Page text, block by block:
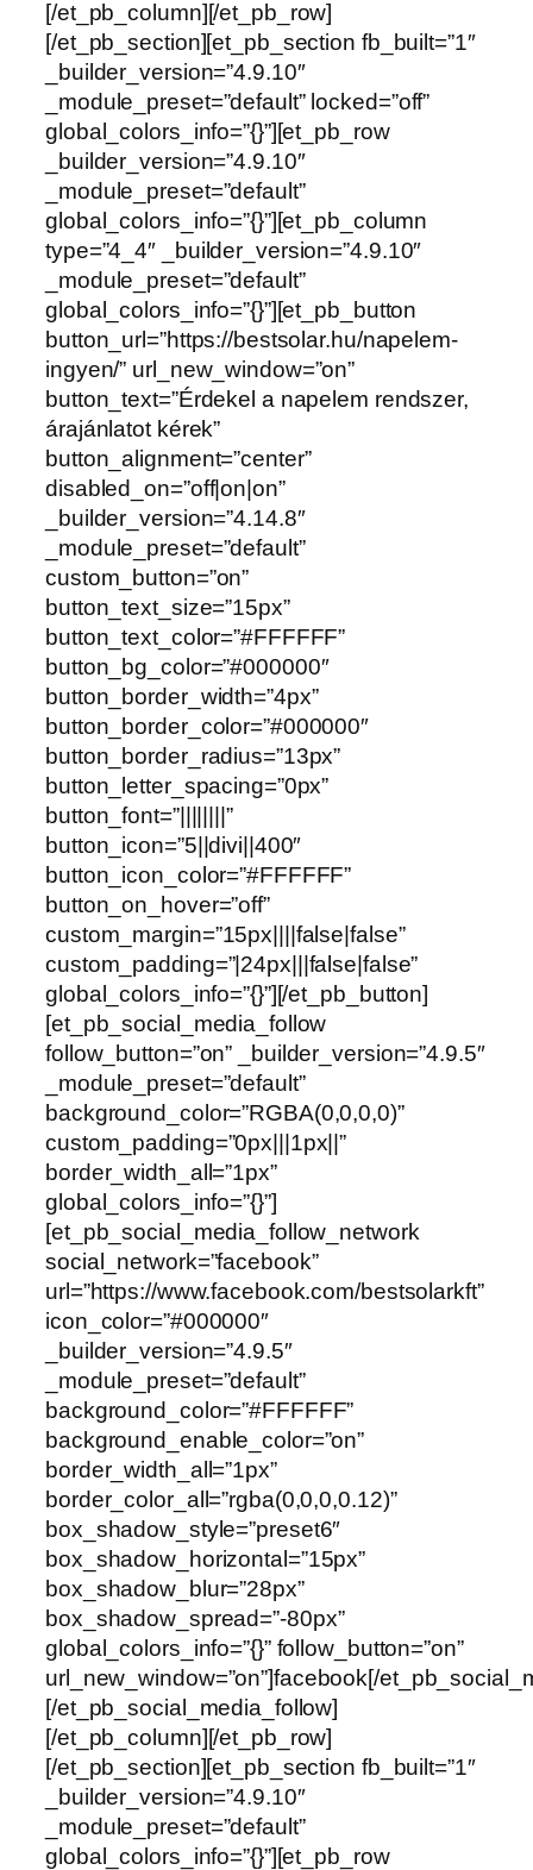
[/et_pb_column][/et_pb_row]
[/et_pb_section][et_pb_section fb_built=”1″
_builder_version=”4.9.10″
_module_preset=”default” locked=”off”
global_colors_info=”{}”][et_pb_row
_builder_version=”4.9.10″
_module_preset=”default”
global_colors_info=”{}”][et_pb_column
type=”4_4″ _builder_version=”4.9.10″
_module_preset=”default”
global_colors_info=”{}”][et_pb_button
button_url=”https://bestsolar.hu/napelem-
ingyen/” url_new_window=”on”
button_text=”Érdekel a napelem rendszer,
árajánlatot kérek”
button_alignment=”center”
disabled_on=”off|on|on”
_builder_version=”4.14.8″
_module_preset=”default”
custom_button=”on”
button_text_size=”15px”
button_text_color=”#FFFFFF”
button_bg_color=”#000000″
button_border_width=”4px”
button_border_color=”#000000″
button_border_radius=”13px”
button_letter_spacing=”0px”
button_font=”||||||||”
button_icon=”5||divi||400″
button_icon_color=”#FFFFFF”
button_on_hover=”off”
custom_margin=”15px||||false|false”
custom_padding=”|24px|||false|false”
global_colors_info=”{}”][/et_pb_button]
[et_pb_social_media_follow
follow_button=”on” _builder_version=”4.9.5″
_module_preset=”default”
background_color=”RGBA(0,0,0,0)”
custom_padding=”0px|||1px||”
border_width_all=”1px”
global_colors_info=”{}”]
[et_pb_social_media_follow_network
social_network=”facebook”
url=”https://www.facebook.com/bestsolarkft”
icon_color=”#000000″
_builder_version=”4.9.5″
_module_preset=”default”
background_color=”#FFFFFF”
background_enable_color=”on”
border_width_all=”1px”
border_color_all=”rgba(0,0,0,0.12)”
box_shadow_style=”preset6″
box_shadow_horizontal=”15px”
box_shadow_blur=”28px”
box_shadow_spread=”-80px”
global_colors_info=”{}” follow_button=”on”
url_new_window=”on”]facebook[/
[/et_pb_social_media_follow]
[/et_pb_column][/et_pb_row]
[/et_pb_section][et_pb_section fb_built=”1″
_builder_version=”4.9.10″
_module_preset=”default”
global_colors_info=”{}”][et_pb_row